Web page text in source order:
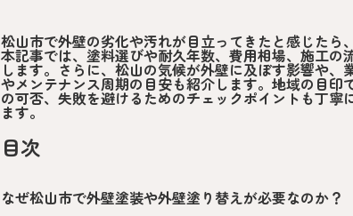
松山市で外壁の劣化や汚れが目立ってきたと感じたら
本記事では、塗料選びや耐久年数、費用相場、施工
します。さらに、松山の気候が外壁に及ぼす影響や
やメンテナンス周期の目安も紹介します。地域の目
の可否、失敗を避けるためのチェックポイントも丁
ます。
目次
なぜ松山市で外壁塗装や外壁塗り替えが必要なのか？